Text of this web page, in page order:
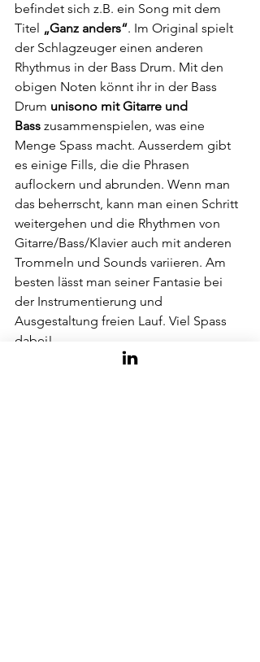
befindet sich z.B. ein Song mit dem
Titel „Ganz anders“. Im Original spielt
der Schlagzeuger einen anderen
Rhythmus in der Bass Drum. Mit den
obigen Noten könnt ihr in der Bass
Drum unisono mit Gitarre und
Bass zusammenspielen, was eine
Menge Spass macht. Ausserdem gibt
es einige Fills, die die Phrasen
auflockern und abrunden. Wenn man
das beherrscht, kann man einen Schritt
weitergehen und die Rhythmen von
Gitarre/Bass/Klavier auch mit anderen
Trommeln und Sounds variieren. Am
besten lässt man seiner Fantasie bei
der Instrumentierung und
Ausgestaltung freien Lauf. Viel Spass
dabei!
Syncopation mit Songs